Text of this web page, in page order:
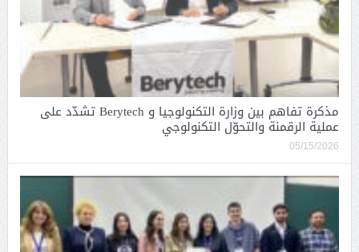
مذكرة تفاهم بين وزارة التكنولوجيا و Berytech تشدّد على
عملية الرقمنة والتحوّل التكنولوجي
05/15/2026